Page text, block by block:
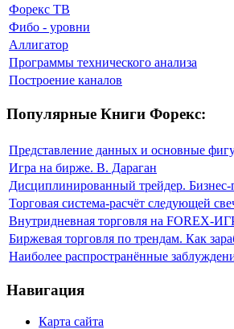
Форекс ТВ
Фибо - уровни
Аллигатор
Программы технического анализа
Построение каналов
Популярные Книги Форекс:
Представление данных и основные
Игра на бирже. В. Дараган
Дисциплинированный трейдер. Бизнес-
Торговая система-расчёт следующей
Внутридневная торговля на FOREX-
Биржевая торговля по трендам. Как
Наиболее распространённые
Навигация
Карта сайта